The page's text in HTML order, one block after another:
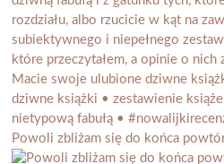
Powoli zbliżam się do końca